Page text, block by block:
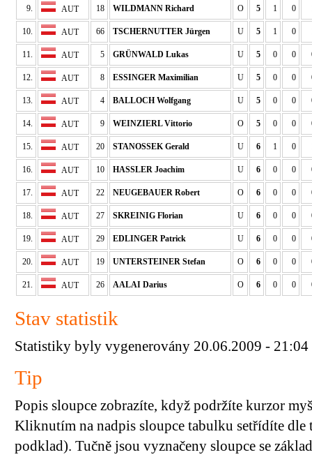
9. AUT 18 WILDMANN Richard O 5 1 0
10. AUT 66 TSCHERNUTTER Jürgen U 5 1 0
11. AUT 5 GRÜNWALD Lukas U 5 0 0
12. AUT 8 ESSINGER Maximilian U 5 0 0
13. AUT 4 BALLOCH Wolfgang U 5 0 0
14. AUT 9 WEINZIERL Vittorio O 5 0 0
15. AUT 20 STANOSSEK Gerald U 6 1 0
16. AUT 10 HASSLER Joachim U 6 0 0
17. AUT 22 NEUGEBAUER Robert O 6 0 0
18. AUT 27 SKREINIG Florian U 6 0 0
19. AUT 29 EDLINGER Patrick U 6 0 0
20. AUT 19 UNTERSTEINER Stefan O 6 0 0
21. AUT 26 AALAI Darius O 6 0 0
Stav statistik
Statistiky byly vygenerovány 20.06.2009 - 21:04
Tip
Popis sloupce zobrazíte, když podržíte kurzor
Kliknutím na nadpis sloupce tabulku setřídíte dle
podklad). Tučně jsou vyznačeny sloupce se